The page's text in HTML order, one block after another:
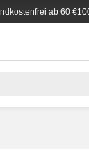
ab 60 €